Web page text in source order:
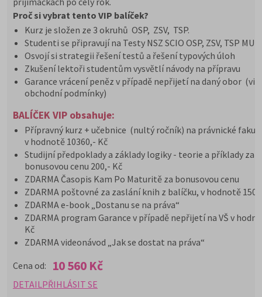
Proč si vybrat tento VIP balíček?
Kurz je složen ze 3 okruhů OSP, ZSV, TSP.
Studenti se připravují na Testy NSZ SCIO OSP, ZSV, TSP MU
Osvojí si strategii řešení testů a řešení typových úloh
Zkušení lektoři studentům vysvětlí návody na přípravu
Garance vrácení peněz v případě nepřijetí na daný obor (viz
obchodní podmínky)
BALÍČEK VIP obsahuje:
Přípravný kurz + učebnice (nultý ročník) na právnické
v hodnotě 10360,- Kč
Studijní předpoklady a základy logiky - teorie a příklady za
bonusovou cenu 200,- Kč
ZDARMA Časopis Kam Po Maturitě za bonusovou cenu
ZDARMA poštovné za zaslání knih z balíčku, v hodnotě 150
ZDARMA e-book „Dostanu se na práva“
ZDARMA program Garance v případě nepřijetí na VŠ v
Kč
ZDARMA videonávod „Jak se dostat na práva“
Cena od:
10 560 Kč
DETAIL PŘIHLÁSIT SE